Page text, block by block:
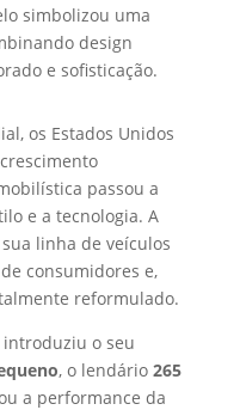
simbolizou uma
design
e sofisticação.
os Estados Unidos
passou a
e a tecnologia. A
linha de veículos
consumidores e,
reformulado.
introduziu o seu
, o lendário 265
a performance da